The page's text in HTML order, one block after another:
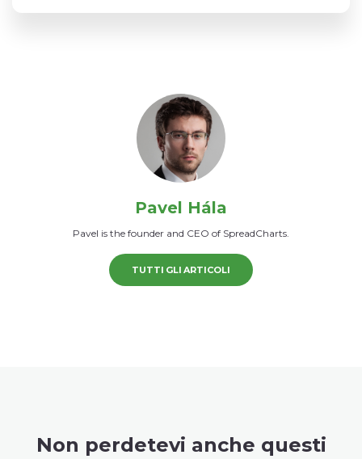
Pavel Hála
Pavel is the founder and CEO of SpreadCharts.
TUTTI GLI ARTICOLI
Non perdetevi anche questi